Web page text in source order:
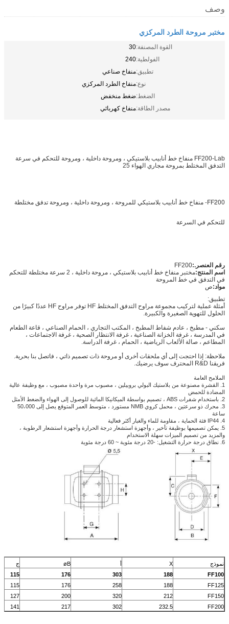
وصف
مختبر مروحة الطرد المركزي
القوة المصنفة:30
الفولطية:240
تطبيق:منفاخ صناعي
نوع:منفاخ الطرد المركزي
الضغط:ضغط منخفض
مصدر الطاقة:منفاخ كهربائي
FF200-Lab منفاخ خط أنابيب بلاستيكي ، ومروحة داخلية ، ومروحة للتحكم في سرعة
التدفق المختلط بمروحة مجاري الهواء 25
FF200- منفاخ خط أنابيب بلاستيكي للمروحة ، ومروحة داخلية ، ومروحة تدفق مختلطة
للتحكم في السرعة
رقم العنصر.:FF200
اسم المنتج:
مختبر منفاخ خط أنابيب بلاستيكي ، مروحة داخلية ، 2 سرعة مختلطة للتحكم
في التدفق في خط المروحة
مواد:ص
تطبيق:
أمثلة عملية لتركيب مجموعة مراوح التدفق المختلط HF توفر مراوح HF عددًا كبيرًا من
الحلول للتهوية الصغيرة والكبيرة.
سكني - مطبخ ، عادم شفاط المطبخ ، المكتب التجاري ، الحمام الصناعي ، قاعة الطعام
في المدرسة ، غرفة الخزانة الصناعية ، غرفة الانتظار الصحية ، غرفة الاجتماعات ،
المطاعم ، صالة الألعاب الرياضية ، الحمام ، غرفة الدراسة.
ملاحظة: إذا احتجت إلى أي ملحقات أخرى أو مروحة ذات تصميم ذاتي ، فاتصل بنا بحرية.
فريقنا R&D المحترف سوف يرضيك.
الملامح العامة
1. القشرة مصنوعة من بلاستيك البولي بروبيلين ، مصبوب مرة واحدة مصبوب ، مع وظيفة عالية
المضادة للحمض
2. باستخدام شفرات ABS ، تصميم بواسطة الميكانيكا المائية للوصول إلى الهواء والضغط الأمثل
3. محرك ذو سرعتين ، محمل كروي NMB مستورد ، متوسط ​​العمر المتوقع يصل إلى 50،000
ساعة
4. IP44 فئة الحماية ، مقاومة للماء والغبار أكثر فعالية
5. يمكن تصميمها بوظيفة تأخير ، وأجهزة استشعار درجة الحرارة وأجهزة استشعار الرطوبة ،
والمزيد من تصميم الميزات سهلة الاستخدام
6. نطاق درجة حرارة التشغيل: -20 درجة مئوية ~ 60 درجة مئوية
نموذج X أ øB
ج
FF100
188
303
176
115
FF125
188
258
176
115
FF150
212
320
200
127
FF200
232.5
302
217
141